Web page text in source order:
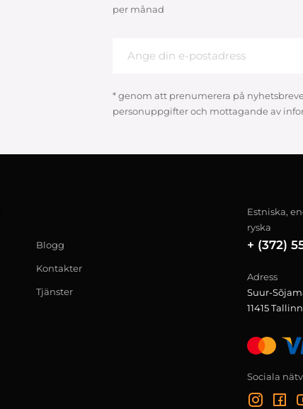
per månad
* genom att prenumerera på
personuppgifter och mottagande av
Blogg
Kontakter
Tjänster
Estniska,
ryska
+ (372)
Adress
Suur-
11415
Sociala